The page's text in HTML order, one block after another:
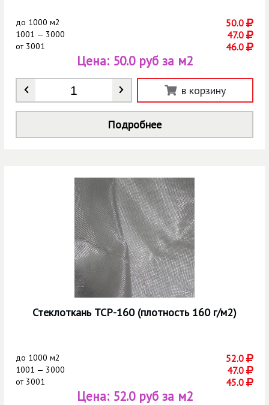
до 1000 м2 50.0
1001 — 3000 47.0
от3001 46.0
Количество
Цена: 50.0 руб за м2
в корзину
Подробнее
Стеклоткань ТСР-160 (плотность 160 г/м2)
до 1000 м2 52.0
1001 — 3000 47.0
от3001 45.0
Цена: 52.0 руб за м2